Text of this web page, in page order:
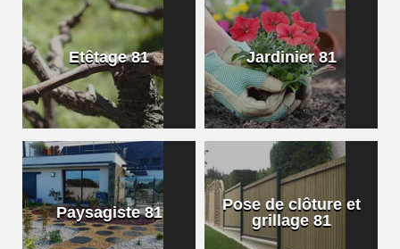
Etêtage 81 Jardinier 81
Paysagiste 81
Pose de clôture et
grillage 81